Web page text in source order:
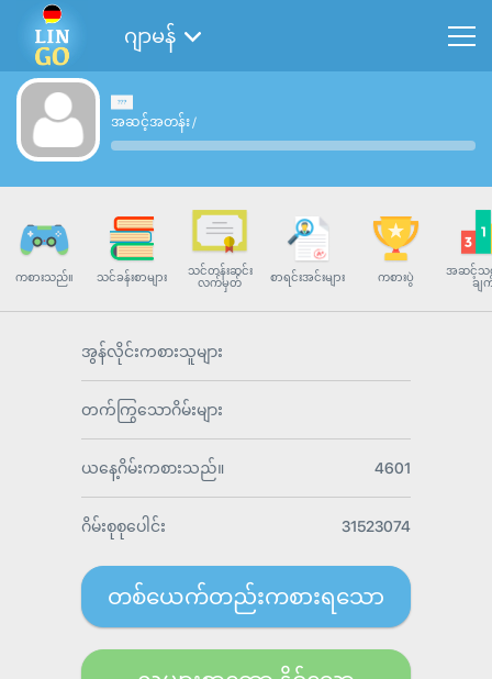
ဂျာမန်
အဆင့်အတန်း/
ကစားသည်။ သင်ခန်းစာများ
သင်တန်းဆင်း
လက်မှတ်
စာရင်းအင်းများ ကစားပွဲ
အဆင့်သ
ချ
အွန်လိုင်းကစားသူများ
တက်ကြွသောဂိမ်းများ
ယနေ့ဂိမ်းကစားသည်။ 4601
ဂိမ်းစုစုပေါင်း 31523074
တစ်ယေက်တည်းကစားရသော